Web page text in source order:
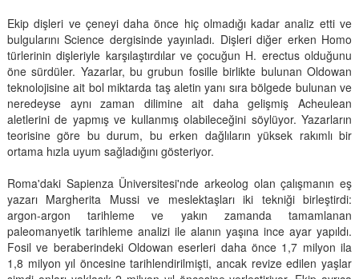
Ekip dişleri ve çeneyi daha önce hiç olmadığı kadar analiz etti ve
bulgularını Science dergisinde yayınladı. Dişleri diğer erken Homo
türlerinin dişleriyle karşılaştırdılar ve çocuğun H. erectus olduğunu
öne sürdüler. Yazarlar, bu grubun fosille birlikte bulunan Oldowan
teknolojisine ait bol miktarda taş aletin yanı sıra bölgede bulunan ve
neredeyse aynı zaman dilimine ait daha gelişmiş Acheulean
aletlerini de yapmış ve kullanmış olabileceğini söylüyor. Yazarların
teorisine göre bu durum, bu erken dağlıların yüksek rakımlı bir
ortama hızla uyum sağladığını gösteriyor.
Roma'daki Sapienza Üniversitesi'nde arkeolog olan çalışmanın eş
yazarı Margherita Mussi ve meslektaşları iki tekniği birleştirdi:
argon-argon tarihleme ve yakın zamanda tamamlanan
paleomanyetik tarihleme analizi ile alanın yaşına ince ayar yapıldı.
Fosil ve beraberindeki Oldowan eserleri daha önce 1,7 milyon ila
1,8 milyon yıl öncesine tarihlendirilmişti, ancak revize edilen yaşlar